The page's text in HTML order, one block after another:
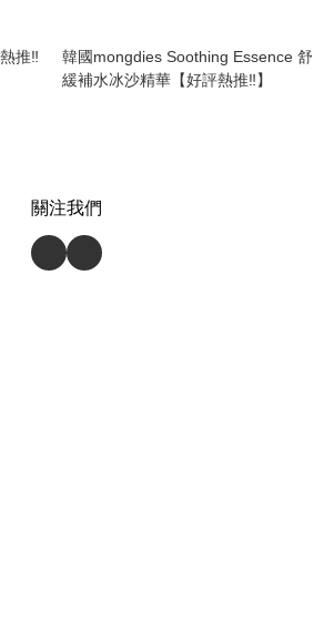
推‼️
韓國mongdies Soothing Essence 舒
緩補水冰沙精華【好評熱推‼️】
關注我們